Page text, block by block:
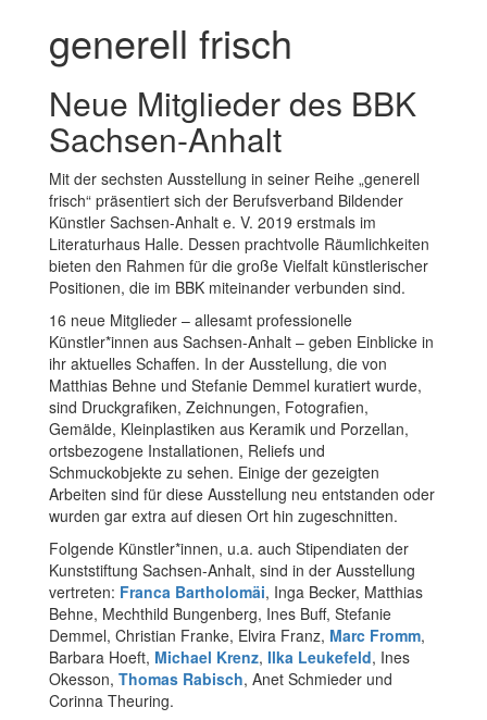
generell frisch
Neue Mitglieder des BBK
Sachsen-Anhalt
Mit der sechsten Ausstellung in seiner Reihe „generell
frisch“ präsentiert sich der Berufsverband Bildender
Künstler Sachsen-Anhalt e. V. 2019 erstmals im
Literaturhaus Halle. Dessen prachtvolle Räumlichkeiten
bieten den Rahmen für die große Vielfalt künstlerischer
Positionen, die im BBK miteinander verbunden sind.
16 neue Mitglieder – allesamt professionelle
Künstler*innen aus Sachsen-Anhalt – geben Einblicke in
ihr aktuelles Schaffen. In der Ausstellung, die von
Matthias Behne und Stefanie Demmel kuratiert wurde,
sind Druckgrafiken, Zeichnungen, Fotografien,
Gemälde, Kleinplastiken aus Keramik und Porzellan,
ortsbezogene Installationen, Reliefs und
Schmuckobjekte zu sehen. Einige der gezeigten
Arbeiten sind für diese Ausstellung neu entstanden oder
wurden gar extra auf diesen Ort hin zugeschnitten.
Folgende Künstler*innen, u.a. auch Stipendiaten der
Kunststiftung Sachsen-Anhalt, sind in der Ausstellung
vertreten: Franca Bartholomäi, Inga Becker, Matthias
Behne, Mechthild Bungenberg, Ines Buff, Stefanie
Demmel, Christian Franke, Elvira Franz, Marc Fromm,
Barbara Hoeft, Michael Krenz, Ilka Leukefeld, Ines
Okesson, Thomas Rabisch, Anet Schmieder und
Corinna Theuring.